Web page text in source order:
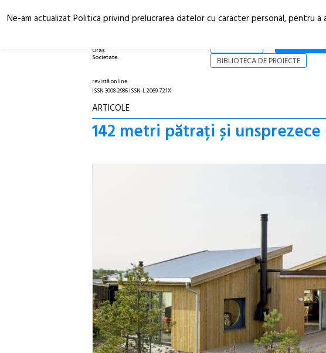
Oraș.
Societate.
ARTICOLE
BIBLIOTECA DE PROIECTE
revistă online
ISSN 3008-2986 ISSN-L 2069-721X
ARTICOLE
142 metri pătrați și unsprezece
Ne-am actualizat Politica privind prelucrarea datelor cu caracter personal, pentru